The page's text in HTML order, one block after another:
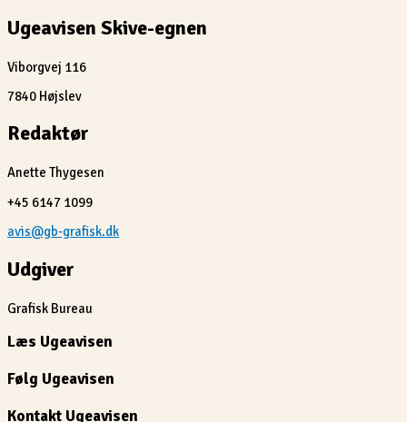
Ugeavisen Skive-egnen
Viborgvej 116
7840 Højslev
Redaktør
Anette Thygesen
+45 6147 1099
avis@gb-grafisk.dk
Udgiver
Grafisk Bureau
Læs Ugeavisen
Følg Ugeavisen
Kontakt Ugeavisen